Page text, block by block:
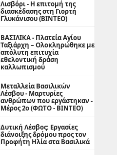
Λισβόρι - Η επιτομή της
διασκέδασης στη Γιορτή
Γλυκάνισου (ΒΙΝΤΕΟ)
ΒΑΣΙΛΙΚΑ - Πλατεία Αγίου
Ταξιάρχη – Ολοκληρώθηκε με
απόλυτη επιτυχία
εθελοντική δράση
καλλωπισμού
Μεταλλεία Βασιλικών
Λέσβου - Μαρτυρίες
ανθρώπων που εργάστηκαν -
Μέρος 2ο (ΦΩΤΟ - ΒΙΝΤΕΟ)
Δυτική Λέσβος: Εργασίες
διάνοιξης δρόμου προς τον
Προφήτη Ηλία στα Βασιλικά